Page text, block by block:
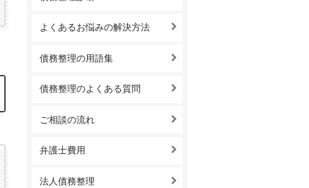
よくあるお悩みの解決方法
債務整理の用語集
債務整理のよくある質問
ご相談の流れ
弁護士費用
法人債務整理